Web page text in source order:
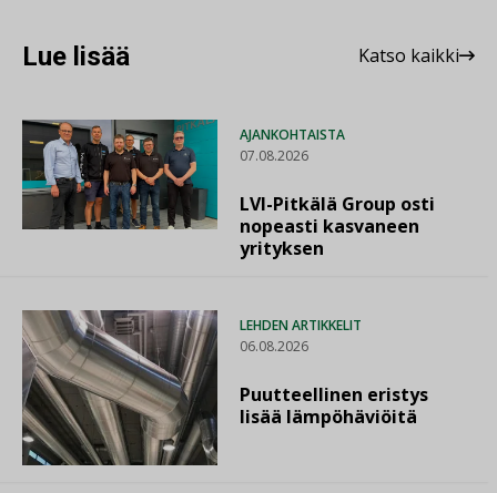
Lue lisää Katso kaikki
AJANKOHTAISTA
07.08.2026
LVI-Pitkälä Group osti
nopeasti kasvaneen
yrityksen
LEHDEN ARTIKKELIT
06.08.2026
Puutteellinen eristys
lisää lämpöhäviöitä